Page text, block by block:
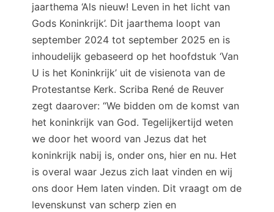
jaarthema ‘Als nieuw! Leven in het licht van
Gods Koninkrijk’. Dit jaarthema loopt van
september 2024 tot september 2025 en is
inhoudelijk gebaseerd op het hoofdstuk ‘Van
U is het Koninkrijk’ uit de visienota van de
Protestantse Kerk. Scriba René de Reuver
zegt daarover: “We bidden om de komst van
het koninkrijk van God. Tegelijkertijd weten
we door het woord van Jezus dat het
koninkrijk nabij is, onder ons, hier en nu. Het
is overal waar Jezus zich laat vinden en wij
ons door Hem laten vinden. Dit vraagt om de
levenskunst van scherp zien en